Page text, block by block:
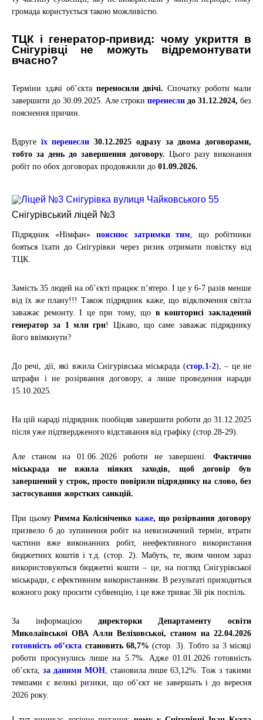
громада користується такою можливістю.
ТЦК і генератор-привид: чому укриття в
Снігурівці не можуть відремонтувати
вчасно?
Терміни здачі об’єкта переносили двічі. Спочатку роботи мали
завершити до 30.09.2025. Але строки перенесли до 31.12.2024, без
пояснення причин.
Вдруге їх перенесли 30.12.2025 одразу за двома договорами,
тобто за день до завершення договору. Цього разу виконання
робіт по обох договорах продовжили до 01.09.2026.
Снігурівський ліцей №3
Підрядник «Німфан» пояснює затримки тим, що робітники
бояться їхати до Снігурівки через ризик отримати повістку від
ТЦК.
Замість 35 людей на об’єкті працює п’ятеро. І це у 6-7 разів менше
від їх же плану!!! Також підрядник каже, що відключення світла
заважає ремонту. І це при тому, що в кошторисі закладений
генератор за 1 млн грн! Цікаво, що саме заважає підряднику
його ввімкнути?
До речі, дії, які вжила Снігурівська міськрада (стор.1-2), – це не
штрафи і не розірвання договору, а лише проведення наради
15.10.2025.
На цій нараді підрядник пообіцяв завершити роботи до 31.12.2025
після уже підтвердженого відставання від графіку (стор.28-29).
Але станом на01.06..2026 роботи не завершені.Фактично
міськрада не вжила ніяких заходів, щоб договір був
завершений у строк, просто повірили підряднику на слово, без
застосування жорстких санкцій.
При цьомуРимма Колісніченко каже, що розірвання договору
призвело б до зупинення робіт на невизначений термін, втрати
частини вже виконанних робіт, неефективного використання
бюджетних коштів і т.д. (стор. 2). Мабуть, те, яким чином зараз
використовуються бюджетні кошти – це, на погляд Снігурівської
міськради, є ефективним використанням. В результаті приходиться
кожного року просити субвенцію, і це вже триває 3й рік поспіль.
За інформацією директорки Департаменту освіти
Миколаївської ОВА Алли Веліховської, станом на 22.04.2026
готовність об’єкта становить 68,7% (стор. 3).Тобто за 3 місяці
роботи просунулись лише на 5.7%. Адже 01.01.2026 готовність
об’єкта, за даними МОН, становила лише 63,12%.Тож з такими
темпами є великі ризики, що об’єкт не завершать і до вересня
2026 року.